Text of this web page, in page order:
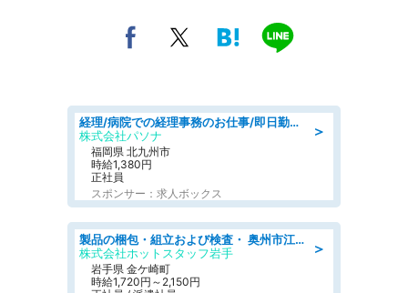
＞
経理/病院での経理事務のお仕事/即日勤務可/車通勤可/経理/一般事務
株式会社パソナ
福岡県 北九州市
時給1,380円
正社員
スポンサー：求人ボックス
＞
製品の梱包・組立および検査・ 奥州市江刺/大手企業で長期安定 梱包・検査・組立/半年経過毎に5万円の報奨金有
株式会社ホットスタッフ岩手
岩手県 金ケ崎町
時給1,720円～2,150円